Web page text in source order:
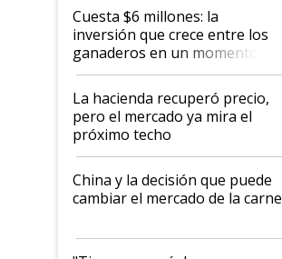
Cuesta $6 millones: la
inversión que crece entre los
ganaderos en un momento
histórico para la actividad
La hacienda recuperó precio,
pero el mercado ya mira el
próximo techo
China y la decisión que puede
cambiar el mercado de la carne